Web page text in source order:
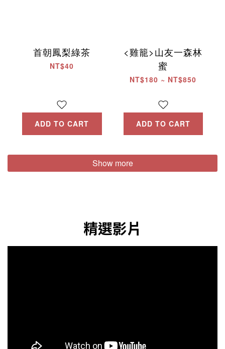
首朝鳳梨綠茶
NT$40
ADD TO CART
<雞籠>山友一森林
蜜
NT$180 ~ NT$850
ADD TO CART
Show more
精選影片